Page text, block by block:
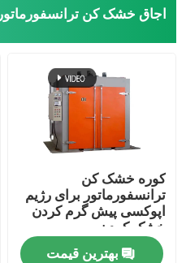
ماشین رزین اپوکسی
اجاق خشک کن ترانسفورماتور
کوره خشک کن
ترانسفورماتور برای رژیم
اپوکسی پیش گرم کردن
خشک کردن
بهترین قیمت